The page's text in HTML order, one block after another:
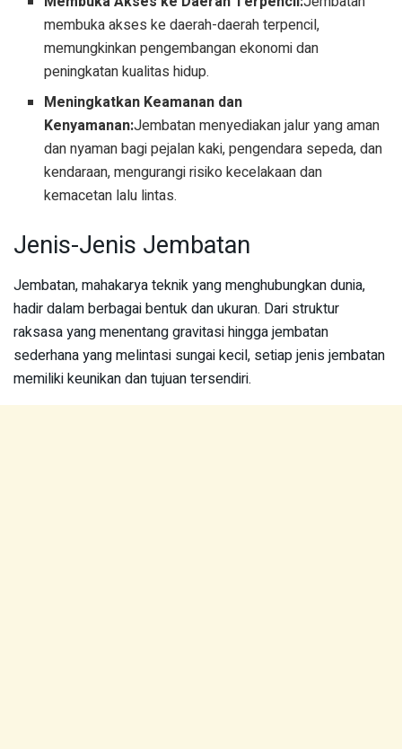
membuka akses ke daerah-daerah terpencil,
memungkinkan pengembangan ekonomi dan
peningkatan kualitas hidup.
Meningkatkan Keamanan dan
Kenyamanan:Jembatan menyediakan jalur yang aman
dan nyaman bagi pejalan kaki, pengendara sepeda, dan
kendaraan, mengurangi risiko kecelakaan dan
kemacetan lalu lintas.
Jenis-Jenis Jembatan
Jembatan, mahakarya teknik yang menghubungkan dunia,
hadir dalam berbagai bentuk dan ukuran. Dari struktur
raksasa yang menentang gravitasi hingga jembatan
sederhana yang melintasi sungai kecil, setiap jenis jembatan
memiliki keunikan dan tujuan tersendiri.